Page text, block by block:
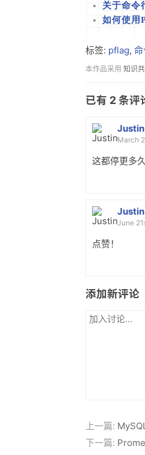
关于命令
如何使用
标签: pflag,
本作品采用 知识
已有 2 条评
Justin
March
这都停更多
Justin
June
点赞！
添加新评论
上一篇:
下一篇: